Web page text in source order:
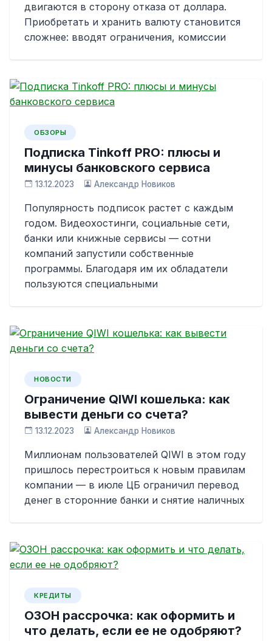
двигаются в сторону отказа от доллара.
Приобретать и хранить валюту становится
сложнее: вводят ограничения, комиссии
ОБЗОРЫ
Подписка Tinkoff PRO: плюсы и
минусы банковского сервиса
13.12.2023 Александр Новиков
Популярность подписок растет с каждым
годом. Видеохостинги, социальные сети,
банки или книжные сервисы — сотни
компаний запустили собственные
программы. Благодаря им их обладатели
пользуются специальными
НОВОСТИ
Ограничение QIWI кошелька: как
вывести деньги со счета?
13.12.2023 Александр Новиков
Миллионам пользователей QIWI в этом году
пришлось перестроиться к новым правилам
компании — в июле ЦБ ограничил перевод
денег в сторонние банки и снятие наличных
КРЕДИТЫ
ОЗОН рассрочка: как оформить и
что делать, если ее не одобряют?